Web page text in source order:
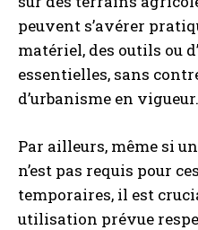
peuvent s’avérer
matériel, des outils ou
essentielles, sans
d’urbanisme en vigueur.
Par ailleurs, même si un
n’est pas requis pour
temporaires, il est
utilisation prévue